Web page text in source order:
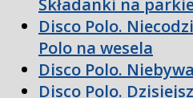
Disco Polo.
Polo na wesela
Disco Polo.
Disco Polo.